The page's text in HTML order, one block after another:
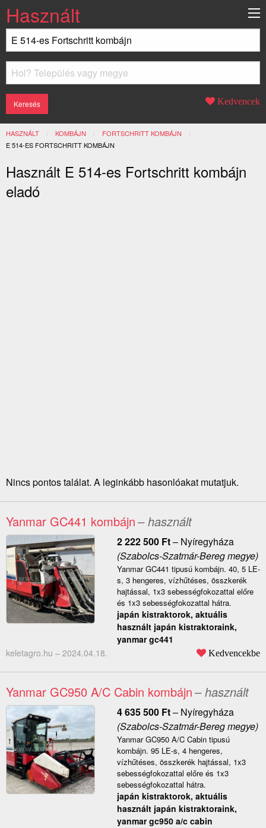
Használt
Kedvencek
HASZNÁLT KOMBÁJN
FORTSCHRITT KOMBÁJN
JELENLEGI:
E 514-ES FORTSCHRITT KOMBÁJN
Használt E 514-es Fortschritt kombájn
eladó
Nincs pontos találat. A leginkább hasonlóakat mutatjuk.
Yanmar GC441 kombájn– használt
2 222 500 Ft– Nyíregyháza
(Szabolcs-Szatmár-Bereg megye)
Yanmar GC441 tipusú kombájn. 40, 5 LE-
s, 3 hengeres, vízhűtéses, összkerék
hajtással, 1x3 sebességfokozattal előre
és 1x3 sebességfokozattal hátra.
japán kistraktorok, aktuális
használt japán kistraktoraink,
yanmar gc441
keletagro.hu – 2024.04.18. Kedvencekbe
Yanmar GC950 A/C Cabin kombájn– használt
4 635 500 Ft– Nyíregyháza
(Szabolcs-Szatmár-Bereg megye)
Yanmar GC950 A/C Cabin tipusú
kombájn. 95 LE-s, 4 hengeres,
vízhűtéses, összkerék hajtással, 1x3
sebességfokozattal előre és 1x3
sebességfokozattal hátra.
japán kistraktorok, aktuális
használt japán kistraktoraink,
yanmar gc950 a/c cabin